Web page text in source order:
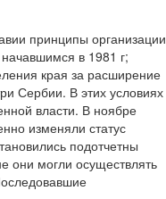
принципы организации
в 1981 г;
края за расширение
Сербии. В этих условиях
власти. В ноябре
изменяли статус
подотчетны
они могли осуществлять